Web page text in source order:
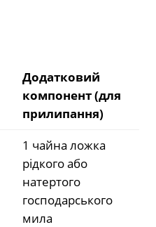
Додатковий
компонент (для
прилипання)
1 чайна ложка
рідкого або
натертого
господарського
мила